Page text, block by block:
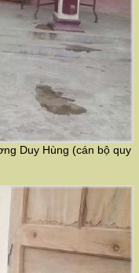
Duy Hùng (cán bộ quy